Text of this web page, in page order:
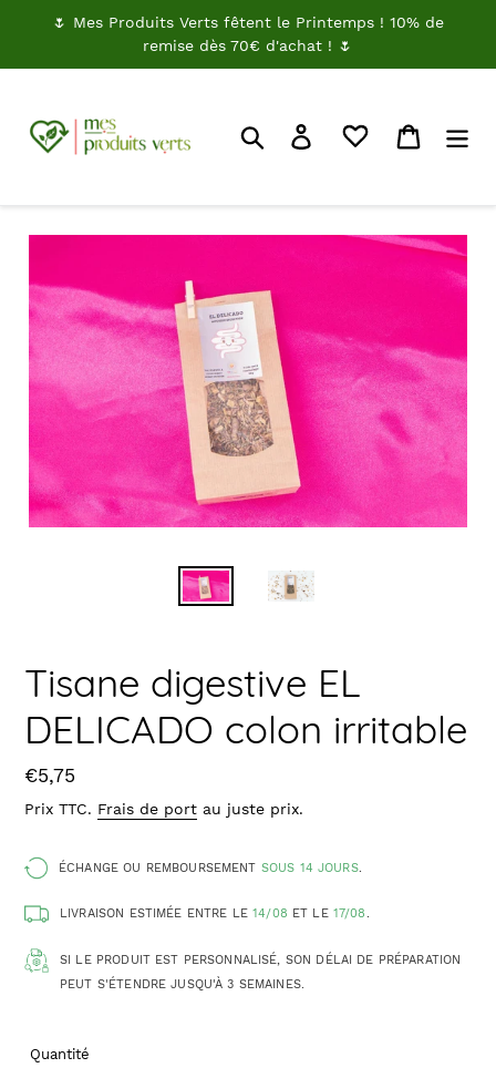
🌷 Mes Produits Verts fêtent le Printemps ! 10% de
remise dès 70€ d'achat ! 🌷
RechercherJe me connectePanier
Tisane digestive EL
DELICADO colon irritable
Prix
€5,75
Prix TTC. Frais de port au juste prix.
ÉCHANGE OU REMBOURSEMENT SOUS 14 JOURS.
LIVRAISON ESTIMÉE ENTRE LE14/08 ET LE 17/08.
SI LE PRODUIT EST PERSONNALISÉ, SON DÉLAI DE PRÉPARATION
PEUT S'ÉTENDRE JUSQU'À 3 SEMAINES.
Quantité